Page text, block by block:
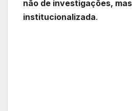
não de investigações,
institucionalizada.